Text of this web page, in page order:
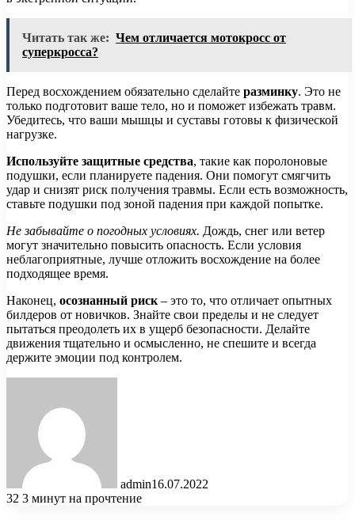
Читать так же: Чем отличается мотокросс от
суперкросса?
Перед восхождением обязательно сделайте разминку. Это не
только подготовит ваше тело, но и поможет избежать травм.
Убедитесь, что ваши мышцы и суставы готовы к физической
нагрузке.
Используйте защитные средства, такие как поролоновые
подушки, если планируете падения. Они помогут смягчить
удар и снизят риск получения травмы. Если есть возможность,
ставьте подушки под зоной падения при каждой попытке.
Не забывайте о погодных условиях. Дождь, снег или ветер
могут значительно повысить опасность. Если условия
неблагоприятные, лучше отложить восхождение на более
подходящее время.
Наконец, осознанный риск – это то, что отличает опытных
билдеров от новичков. Знайте свои пределы и не следует
пытаться преодолеть их в ущерб безопасности. Делайте
движения тщательно и осмысленно, не спешите и всегда
держите эмоции под контролем.
admin16.07.2022
32 3 минут на прочтение